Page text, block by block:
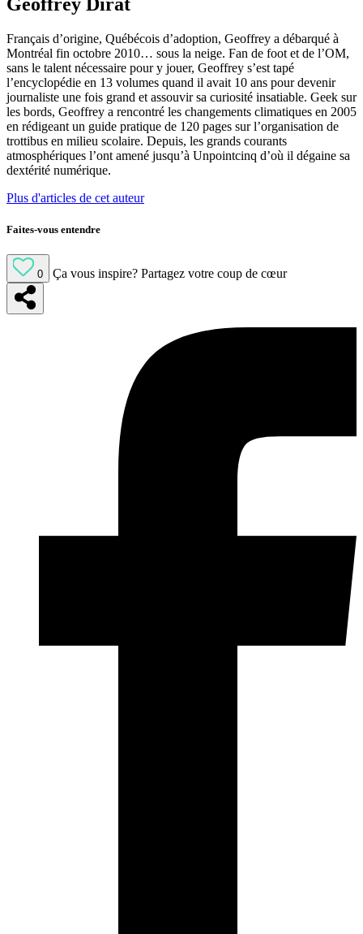
Geoffrey Dirat
Français d’origine, Québécois d’adoption, Geoffrey a débarqué à
Montréal fin octobre 2010… sous la neige. Fan de foot et de l’OM,
sans le talent nécessaire pour y jouer, Geoffrey s’est tapé
l’encyclopédie en 13 volumes quand il avait 10 ans pour devenir
journaliste une fois grand et assouvir sa curiosité insatiable. Geek sur
les bords, Geoffrey a rencontré les changements climatiques en 2005
en rédigeant un guide pratique de 120 pages sur l’organisation de
trottibus en milieu scolaire. Depuis, les grands courants
atmosphériques l’ont amené jusqu’à Unpointcinq d’où il dégaine sa
dextérité numérique.
Plus d'articles de cet auteur
Faites-vous entendre
0 Ça vous inspire? Partagez votre coup de cœur